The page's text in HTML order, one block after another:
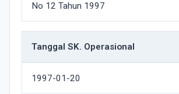
No 12 Tahun 1997
Tanggal SK. Operasional
1997-01-20